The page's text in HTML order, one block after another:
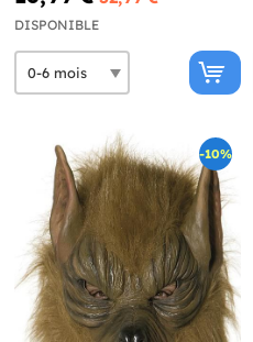
DISPONIBLE
-10%